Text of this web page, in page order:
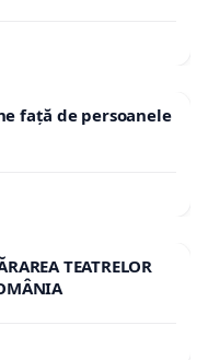
față de persoanele
TEATRELOR